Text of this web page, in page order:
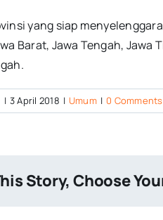
yang siap
Barat, Jawa Tengah,
| 3 April 2018 | Umum | 0 Comments
Story, Choose